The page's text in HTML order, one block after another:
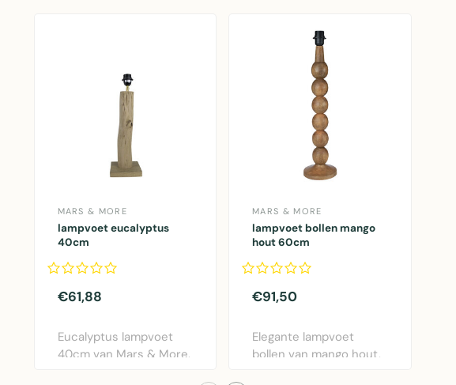
MARS & MORE
lampvoet eucalyptus
40cm
€61,88
Eucalyptus lampvoet
40cm van Mars & More.
MARS & MORE
lampvoet bollen mango
hout 60cm
€91,50
Elegante lampvoet
bollen van mango hout,